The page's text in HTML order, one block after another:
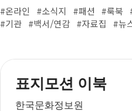
#온라인 #소식지 #패션 #룩북
#기관 #백서/연감 #자료집 #뉴
표지모션 이북
한국문화정보원